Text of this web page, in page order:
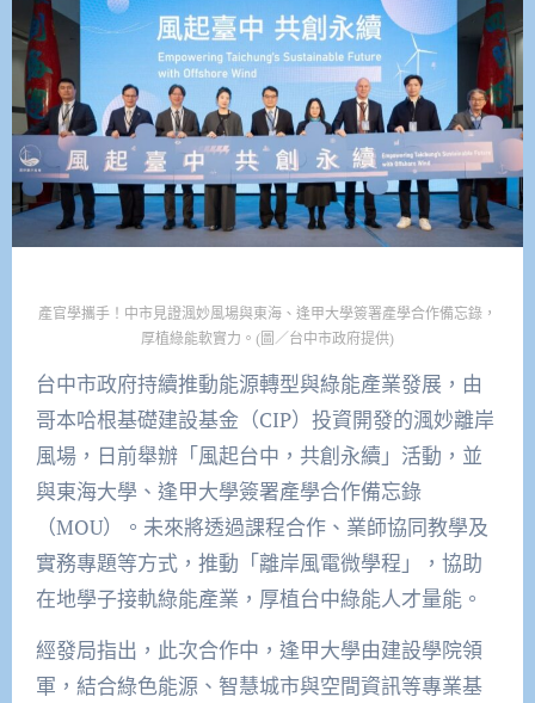
產官學攜手！中市見證渢妙風場與東海、逢甲大學簽署產學合作備忘錄，
厚植綠能軟實力。(圖／台中市政府提供)
台中市政府持續推動能源轉型與綠能產業發展，由
哥本哈根基礎建設基金（CIP）投資開發的渢妙離岸
風場，日前舉辦「風起台中，共創永續」活動，並
與東海大學、逢甲大學簽署產學合作備忘錄
（MOU）。未來將透過課程合作、業師協同教學及
實務專題等方式，推動「離岸風電微學程」，協助
在地學子接軌綠能產業，厚植台中綠能人才量能。
經發局指出，此次合作中，逢甲大學由建設學院領
軍，結合綠色能源、智慧城市與空間資訊等專業基